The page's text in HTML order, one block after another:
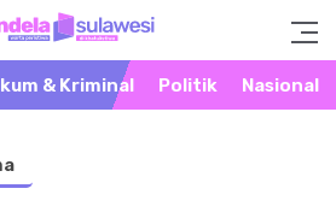
Jendela Sulawesidi Khatulistiwa
& Kriminal Politik Nasional